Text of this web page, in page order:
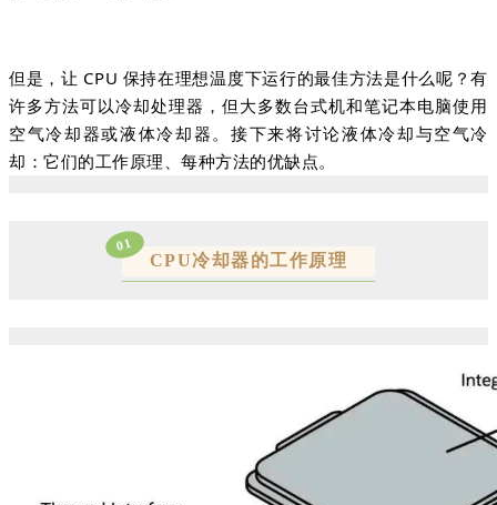
但是，让 CPU 保持在理想温度下运行的最佳方法是什么呢？有
许多方法可以冷却处理器，但大多数台式机和笔记本电脑使用
空气冷却器或液体冷却器。接下来将讨论液体冷却与空气冷
却：它们的工作原理、每种方法的优缺点。
01
CPU冷却器的工作原理